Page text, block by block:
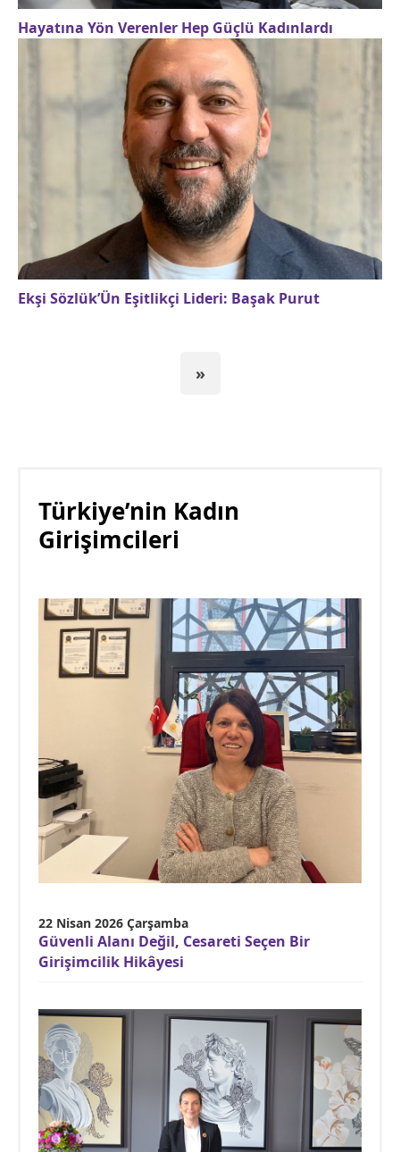
Hayatına Yön Verenler Hep Güçlü Kadınlardı
Ekşi Sözlük’Ün Eşitlikçi Lideri: Başak Purut
»
Türkiye’nin Kadın
Girişimcileri
22 Nisan 2026 Çarşamba
Güvenli Alanı Değil, Cesareti Seçen Bir
Girişimcilik Hikâyesi